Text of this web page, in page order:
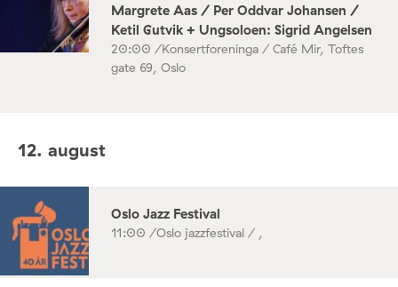
Margrete Aas / Per Oddvar Johansen /
Ketil Gutvik + Ungsoloen: Sigrid Angelsen
20:00 /Konsertforeninga / Café Mir, Toftes
gate 69, Oslo
12. august
Oslo Jazz Festival
11:00 /Oslo jazzfestival / ,